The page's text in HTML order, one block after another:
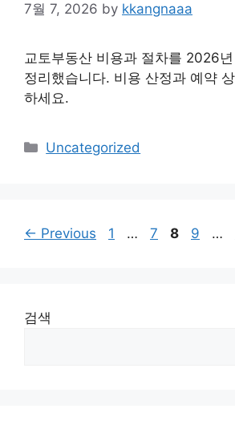
7월 7, 2026 by kkangnaaa
교토부동산 비용과 절차를 2026
정리했습니다. 비용 산정과 예약
하세요.
Categories
Uncategorized
← Previous Page
1 … Page
7 Page
8 Page
9 …
검색